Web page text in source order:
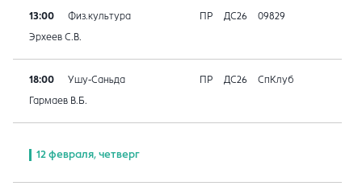
13:00 Физ.культура ПР ДС26 09829
Эрхеев С.В.
18:00 Ушу-Саньда ПР ДС26 СпКлуб
Гармаев В.Б.
12 февраля, четверг